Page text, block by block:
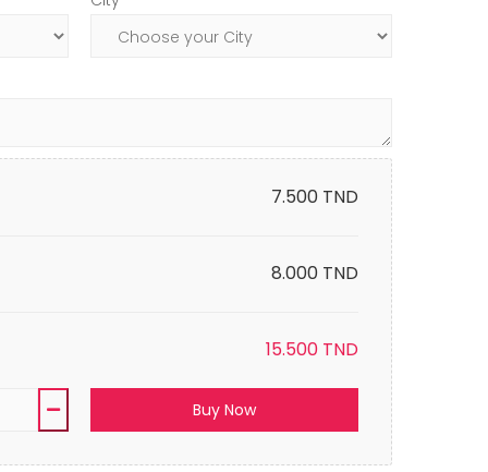
7.500 TND
8.000 TND
15.500 TND
Buy Now